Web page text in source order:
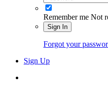
Remember me Not
Sign In
Forgot your
Sign Up